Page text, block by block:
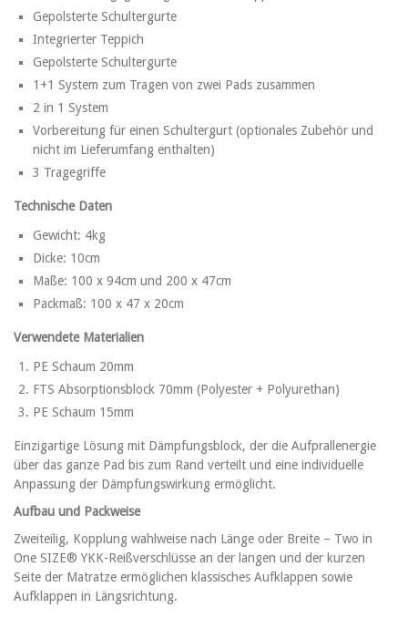
Gepolsterte Schultergurte
Integrierter Teppich
Gepolsterte Schultergurte
1+1 System zum Tragen von zwei Pads zusammen
2 in 1 System
Vorbereitung für einen Schultergurt (optionales Zubehör und
nicht im Lieferumfang enthalten)
3 Tragegriffe
Technische Daten
Gewicht: 4kg
Dicke: 10cm
Maße: 100 x 94cm und 200 x 47cm
Packmaß: 100 x 47 x 20cm
Verwendete Materialien
PE Schaum 20mm
FTS Absorptionsblock 70mm (Polyester + Polyurethan)
PE Schaum 15mm
Einzigartige Lösung mit Dämpfungsblock, der die Aufprallenergie
über das ganze Pad bis zum Rand verteilt und eine individuelle
Anpassung der Dämpfungswirkung ermöglicht.
Aufbau und Packweise
Zweiteilig, Kopplung wahlweise nach Länge oder Breite – Two in
One SIZE® YKK-Reißverschlüsse an der langen und der kurzen
Seite der Matratze ermöglichen klassisches Aufklappen sowie
Aufklappen in Längsrichtung.